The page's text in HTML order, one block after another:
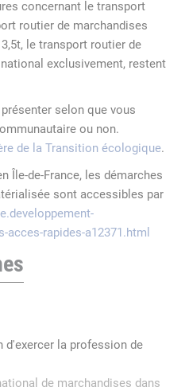
concernant le transport
routier de marchandises
le transport routier de
exclusivement, restent
selon que vous
ou non.
de la Transition écologique.
Île-de-France, les démarches
sont accessibles par
acces-rapides-a12371.html
d'exercer la profession de
de marchandises dans